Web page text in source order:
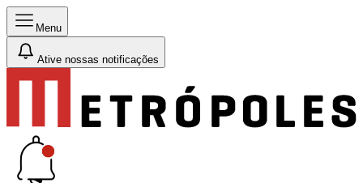
Menu
Ative nossas notificações